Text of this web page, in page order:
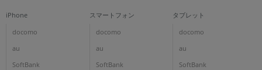
iPhone
docomo
au
SoftBank
スマートフォン
docomo
au
SoftBank
タブレット
docomo
au
SoftBank